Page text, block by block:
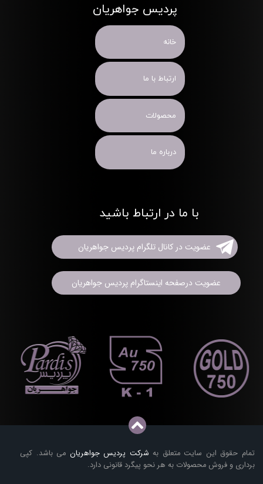
تمام حقوق این سایت متعلق به شرکت پردیس جواهریان می باشد. کپی
برداری و فروش محصولات به هر نحو پیگرد قانونی دارد.
پردیس جواهریان
خانه
ارتباط با ما
محصولات
درباره ما
با ما در ارتباط باشید
عضویت در کانال تلگرام پردیس جواهریان
عضویت درصفحه اینستاگرام پردیس جواهریان